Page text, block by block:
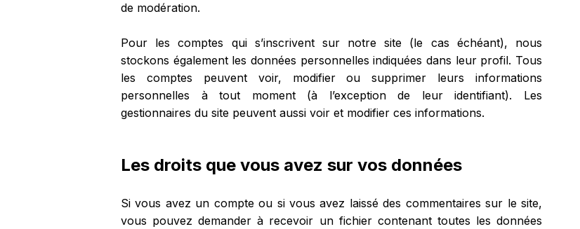
de modération.
Pour les comptes qui s’inscrivent sur notre site (le cas échéant), nous
stockons également les données personnelles indiquées dans leur profil. Tous
les comptes peuvent voir, modifier ou supprimer leurs informations
personnelles à tout moment (à l’exception de leur identifiant). Les
gestionnaires du site peuvent aussi voir et modifier ces informations.
Les droits que vous avez sur vos données
Si vous avez un compte ou si vous avez laissé des commentaires sur le site,
vous pouvez demander à recevoir un fichier contenant toutes les données